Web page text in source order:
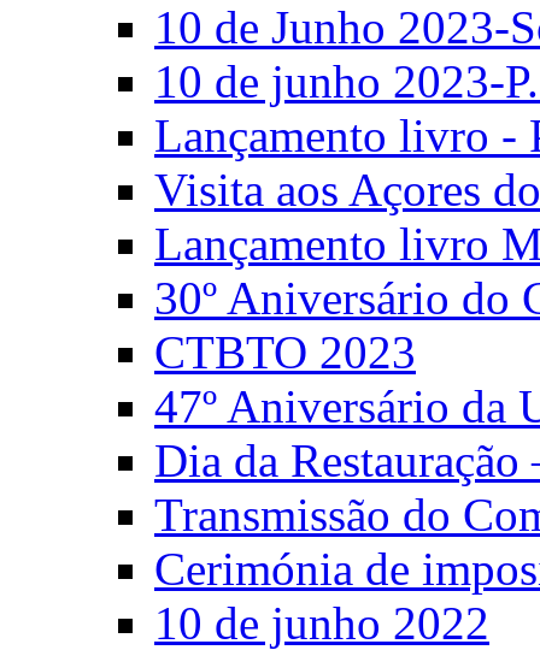
10 de Junho 2023-
10 de junho 2023-
Lançamento livro -
Visita aos Açores
Lançamento livro
30º Aniversário do
CTBTO 2023
47º Aniversário da
Dia da
Transmissão do
Cerimónia de
10 de junho 2022